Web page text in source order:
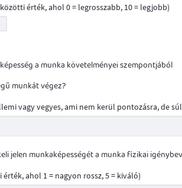
érték, ahol 0 = legrosszabb, 10 = legjobb)
a munka követelményei szempontjából
munkát végez?
vagy vegyes, ami nem kerül pontozásra, de
jelen munkaképességét a munka fizikai
érték, ahol 1 = nagyon rossz, 5 = kiváló)